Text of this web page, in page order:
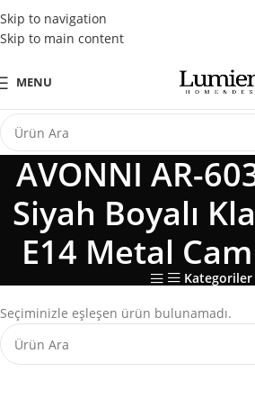
Skip to navigation
Skip to main content
Tüm Kredi Kartlarına Peşin
MENU
AVONNI AR-
Siyah Boyalı
E14 Metal
Kategoriler
Seçiminizle eşleşen ürün bulunamadı.